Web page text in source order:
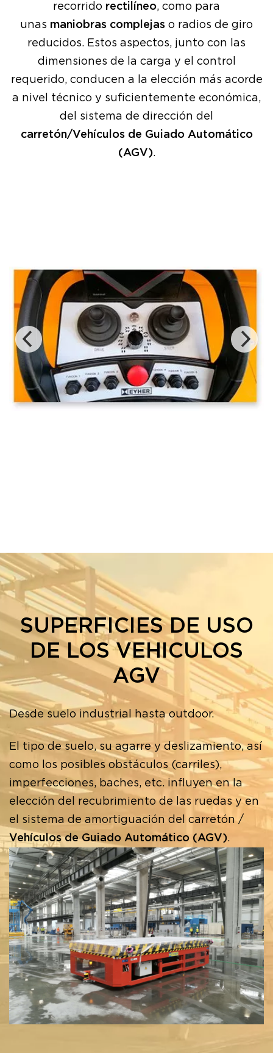
recorrido rectilíneo, como para
unas maniobras complejas o radios de giro
reducidos. Estos aspectos, junto con las
dimensiones de la carga y el control
requerido, conducen a la elección más acorde
a nivel técnico y suficientemente económica,
del sistema de dirección del
carretón/Vehículos de Guiado Automático
(AGV).
SUPERFICIES DE USO
DE LOS VEHICULOS
AGV
Desde suelo industrial hasta outdoor.
El tipo de suelo, su agarre y deslizamiento, así
como los posibles obstáculos (carriles),
imperfecciones, baches, etc. influyen en la
elección del recubrimiento de las ruedas y en
el sistema de amortiguación del carretón /
Vehículos de Guiado Automático (AGV).